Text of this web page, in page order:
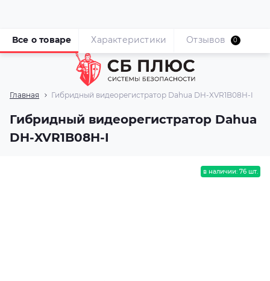
Главная Гибридный видеорегистратор Dahua DH-XVR1B08H-I
Гибридный видеорегистратор Dahua
DH-XVR1B08H-I
Все о товаре Характеристики Отзывов 0
в наличии: 76 шт.